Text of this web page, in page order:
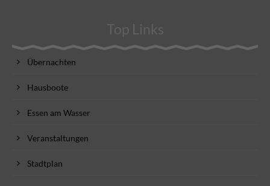
Top Links
Übernachten
Hausboote
Essen am Wasser
Veranstaltungen
Stadtplan